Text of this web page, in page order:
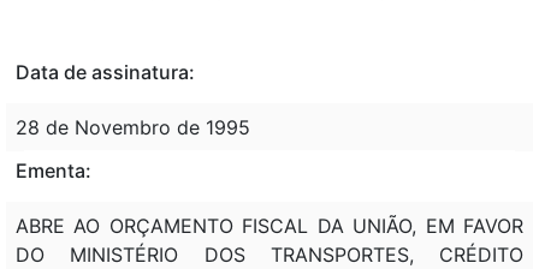
Data de assinatura:
28 de Novembro de 1995
Ementa:
ABRE AO ORÇAMENTO FISCAL DA UNIÃO, EM FAVOR
DO MINISTÉRIO DOS TRANSPORTES, CRÉDITO